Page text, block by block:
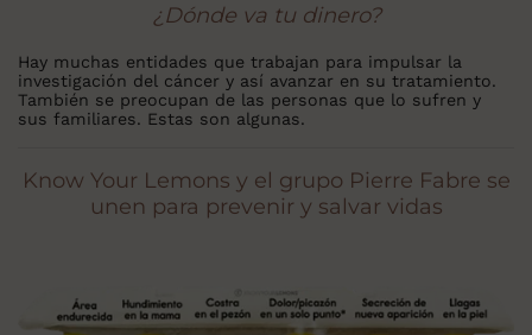
¿Dónde va tu dinero?
Hay muchas entidades que trabajan para impulsar la
investigación del cáncer y así avanzar en su tratamiento.
También se preocupan de las personas que lo sufren y
sus familiares. Estas son algunas.
Know Your Lemons y el grupo Pierre Fabre se
unen para prevenir y salvar vidas